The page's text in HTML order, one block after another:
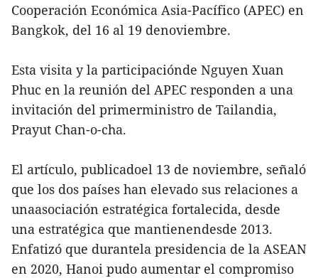
Cooperación Económica Asia-Pacífico (APEC) en
Bangkok, del 16 al 19 denoviembre.
Esta visita y la participaciónde Nguyen Xuan
Phuc en la reunión del APEC responden a una
invitación del primerministro de Tailandia,
Prayut Chan-o-cha.
El artículo, publicadoel 13 de noviembre, señaló
que los dos países han elevado sus relaciones a
unaasociación estratégica fortalecida, desde
una estratégica que mantienendesde 2013.
Enfatizó que durantela presidencia de la ASEAN
en 2020, Hanoi pudo aumentar el compromiso